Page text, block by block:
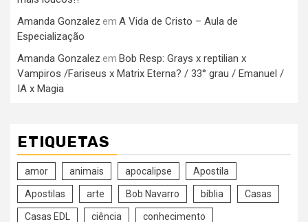
Amanda Gonzalez em A Vida de Cristo – Aula de
Especialização
Amanda Gonzalez em Bob Resp: Grays x reptilian x
Vampiros /Fariseus x Matrix Eterna? / 33° grau / Emanuel /
IA x Magia
ETIQUETAS
amor animais apocalipse Apostila
Apostilas arte Bob Navarro bíblia Casas
Casas EDL ciência conhecimento